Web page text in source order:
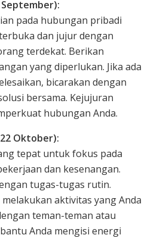
pada hubungan pribadi
dan jujur dengan
terdekat. Berikan
yang diperlukan. Jika ada
bicarakan dengan
bersama. Kejujuran
hubungan Anda.
Oktober):
tepat untuk fokus pada
dan kesenangan.
tugas-tugas rutin.
aktivitas yang Anda
teman-teman atau
Anda mengisi energi